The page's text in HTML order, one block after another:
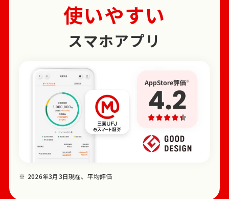
使いやすい
スマホアプリ
2026年3月3日現在、平均評価